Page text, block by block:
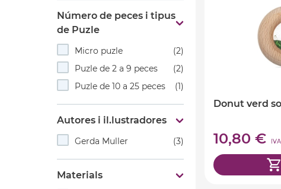
Número de peces i tipus
de Puzle
Micro puzle
(2)
Puzle de 2 a 9 peces
(2)
Puzle de 10 a 25 peces
(1)
Autores i il.lustradores
Gerda Muller (3)
Materials
Donut verd
10,80 €